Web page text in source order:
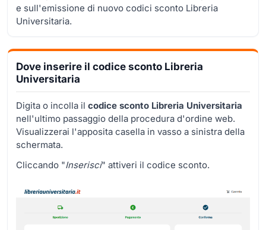
e sull'emissione di nuovo codici sconto Libreria
Universitaria.
Dove inserire il codice sconto Libreria
Universitaria
Digita o incolla il codice sconto Libreria Universitaria
nell'ultimo passaggio della procedura d'ordine web.
Visualizzerai l'apposita casella in vasso a sinistra della
schermata.
Cliccando "Inserisci" attiveri il codice sconto.